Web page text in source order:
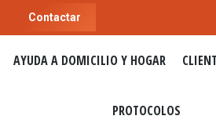
Contactar
AYUDA A DOMICILIO Y HOGAR
PROTOCOLOS
AYUDA A DOMICILIO Y HOGAR